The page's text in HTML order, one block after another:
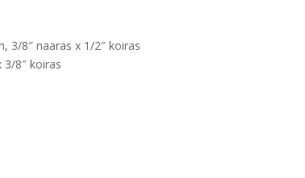
3/8″ naaras x 1/2″ koiras
3/8″ koiras